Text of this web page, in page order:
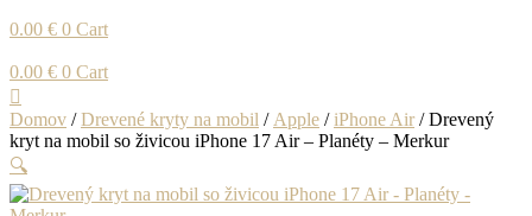
0.00 € 0 Cart
0.00 € 0 Cart
Domov /Drevené kryty na mobil / Apple / iPhone Air / Drevený
kryt na mobil so živicou iPhone 17 Air – Planéty – Merkur
🔍